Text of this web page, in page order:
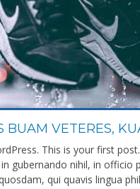
VETERES,
This is your first
gubernando nihil, in officio
qui quavis lingua